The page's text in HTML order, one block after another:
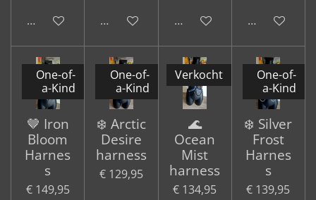
In winkelwagenIn winkelwagenIn winkelwagenIn
One-of-
a-Kind
🤎 Iron
Bloom
Harnes
s
€ 149,95
One-of-
a-Kind
❄️ Arctic
Desire
harness
€ 129,95
Verkocht
🌊
Ocean
Mist
harness
€ 134,95
One-of-
a-Kind
❄️ Silver
Frost
Harnes
s
€ 139,95